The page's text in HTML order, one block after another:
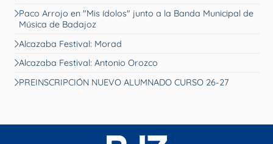
Paco Arrojo en "Mis ídolos" junto a la Banda Municipal de
Música de Badajoz
Alcazaba Festival: Morad
Alcazaba Festival: Antonio Orozco
PREINSCRIPCIÓN NUEVO ALUMNADO CURSO 26-27